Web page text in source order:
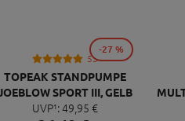
53
TOPEAK STANDPUMPE
-27 %